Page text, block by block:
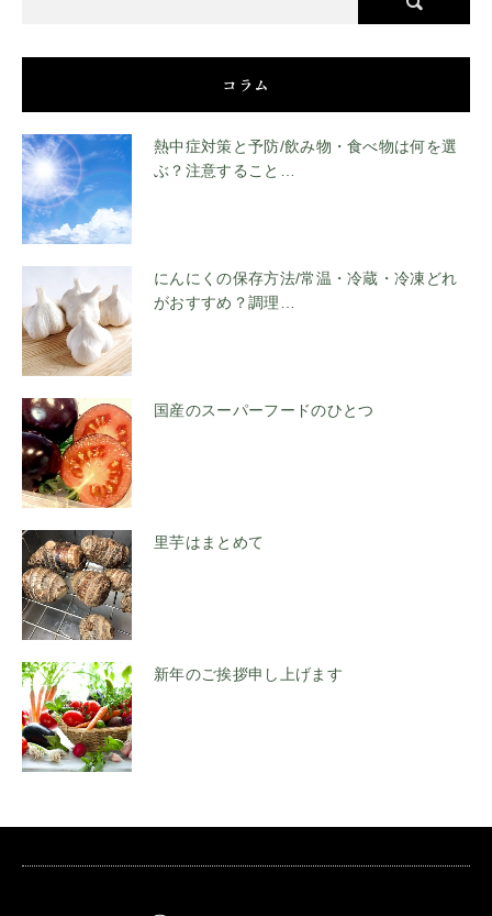
コラム
熱中症対策と予防/飲み物・食べ物は何を選
ぶ？注意すること…
にんにくの保存方法/常温・冷蔵・冷凍どれ
がおすすめ？調理…
国産のスーパーフードのひとつ
里芋はまとめて
新年のご挨拶申し上げます